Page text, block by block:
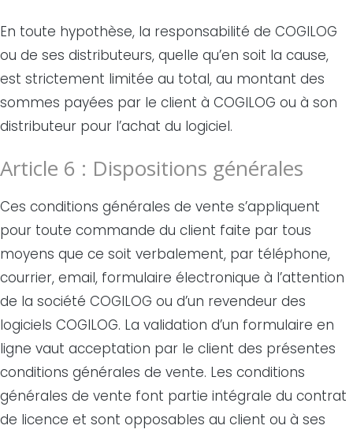
En toute hypothèse, la responsabilité de COGILOG
ou de ses distributeurs, quelle qu’en soit la cause,
est strictement limitée au total, au montant des
sommes payées par le client à COGILOG ou à son
distributeur pour l’achat du logiciel.
Article 6 : Dispositions générales
Ces conditions générales de vente s’appliquent
pour toute commande du client faite par tous
moyens que ce soit verbalement, par téléphone,
courrier, email, formulaire électronique à l’attention
de la société COGILOG ou d’un revendeur des
logiciels COGILOG. La validation d’un formulaire en
ligne vaut acceptation par le client des présentes
conditions générales de vente. Les conditions
générales de vente font partie intégrale du contrat
de licence et sont opposables au client ou à ses